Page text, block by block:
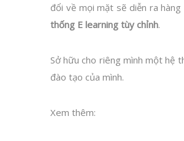
đổi về mọi mặt sẽ diễn ra
thống E learning tùy chỉnh.
Sở hữu cho riêng mình một hệ
đào tạo của mình.
Xem thêm: